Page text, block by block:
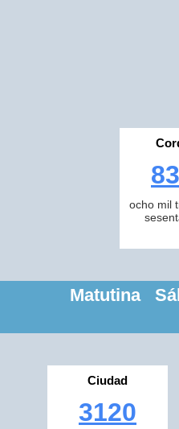
ocho mil
Matutina
Ciudad
3120